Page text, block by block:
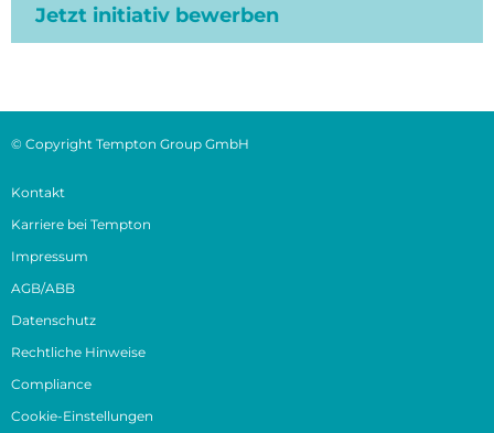
Jetzt initiativ bewerben
© Copyright Tempton Group GmbH
Kontakt
Karriere bei Tempton
Impressum
AGB/ABB
Datenschutz
Rechtliche Hinweise
Compliance
Cookie-Einstellungen